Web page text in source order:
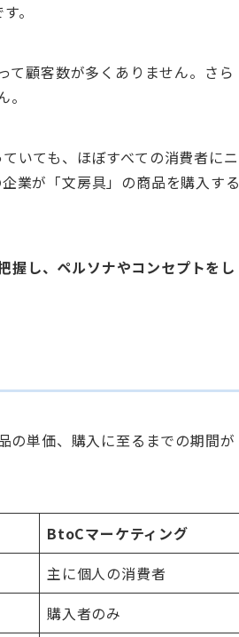
。
顧客数が多くありません。さら
いても、ほぼすべての消費者にニ
業が「文房具」の商品を購入する
握し、ペルソナやコンセプトをし
単価、購入に至るまでの期間が
BtoCマーケティング
主に個人の消費者
購入者のみ